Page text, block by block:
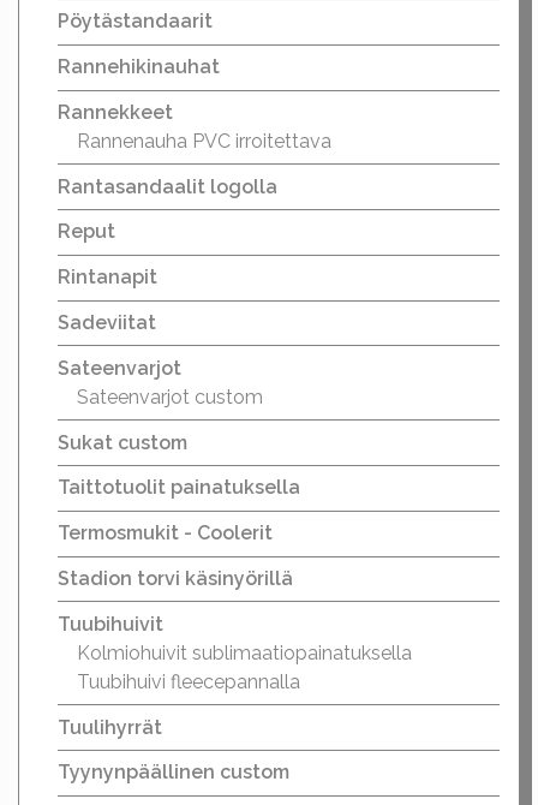
Pöytästandaarit
Rannehikinauhat
Rannekkeet
Rannenauha PVC irroitettava
Rantasandaalit logolla
Reput
Rintanapit
Sadeviitat
Sateenvarjot
Sateenvarjot custom
Sukat custom
Taittotuolit painatuksella
Termosmukit - Coolerit
Stadion torvi käsinyörillä
Tuubihuivit
Kolmiohuivit sublimaatiopainatuksella
Tuubihuivi fleecepannalla
Tuulihyrrät
Tyynynpäällinen custom